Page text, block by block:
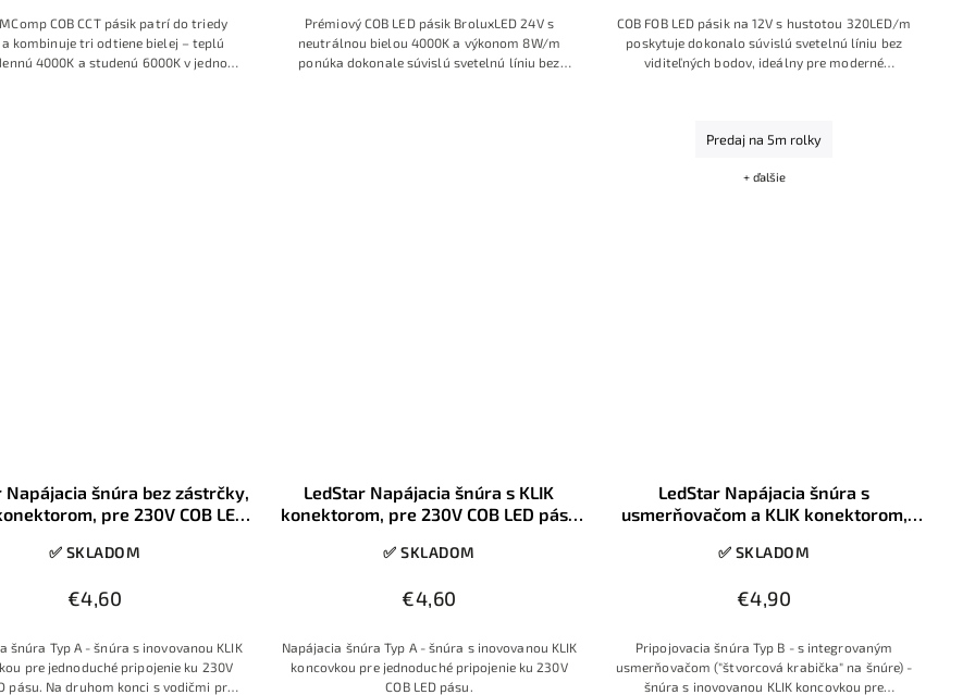
COB CCT pásik patrí do triedy
a kombinuje tri odtiene bielej – teplú
4000K a studenú 6000K v jednom
Prémiový COB LED pásik BroluxLED 24V s
neutrálnou bielou 4000K a výkonom 8W/m
ponúka dokonale súvislú svetelnú líniu bez
COB FOB LED pásik na 12V s hustotou 320LED/m
poskytuje dokonalo súvislú svetelnú líniu bez
viditeľných bodov, ideálny pre moderné
„Dennou bielou“ farbou (cca 4000-4500K).
a možnosť doplnenia o prémiové príslušenstvo.
Predaj na 5m rolky
+ ďalšie
Napájacia šnúra bez zástrčky,
pre 230V COB LED
✅ SKLADOM
€4,60
šnúra Typ A - šnúra s inovovanou KLIK
pre jednoduché pripojenie ku 230V
pásu. Na druhom konci s vodičmi pre
LedStar Napájacia šnúra s KLIK
konektorom, pre 230V COB LED pásy
✅ SKLADOM
€4,60
Napájacia šnúra Typ A - šnúra s inovovanou KLIK
koncovkou pre jednoduché pripojenie ku 230V
COB LED pásu.
LedStar Napájacia šnúra s
usmerňovačom a KLIK konektorom,
B
✅ SKLADOM
€4,90
Pripojovacia šnúra Typ B - s integrovaným
usmerňovačom ("štvorcová krabička" na šnúre) -
šnúra s inovovanou KLIK koncovkou pre